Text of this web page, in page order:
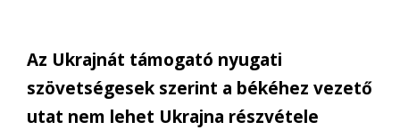
Az Ukrajnát támogató nyugati
szövetségesek szerint a békéhez vezető
utat nem lehet Ukrajna részvétele